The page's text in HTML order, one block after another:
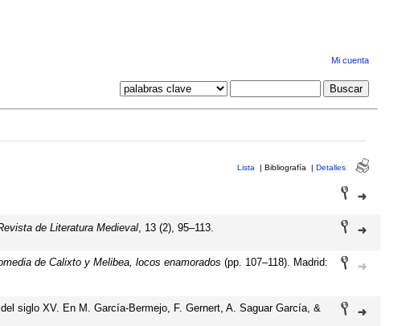
Mi cuenta
Lista | Bibliografía | Detalles
de Literatura Medieval, 13 (2), 95–113.
de Calixto y Melibea, locos enamorados (pp. 107–118). Madrid:
siglo XV. En M. García-Bermejo, F. Gernert, A. Saguar García, &